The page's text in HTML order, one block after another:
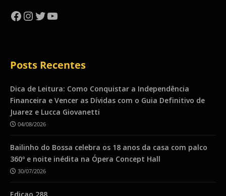
Facebook
Instagram
Twitter
YouTube
Posts Recentes
Dica de Leitura: Como Conquistar a Independência
Financeira e Vencer as Dívidas com o Guia Definitivo de
Juarez e Lucca Giovanetti
04/08/2026
Bailinho do Bossa celebra os 18 anos da casa com palco
360º e noite inédita na Ópera Concept Hall
30/07/2026